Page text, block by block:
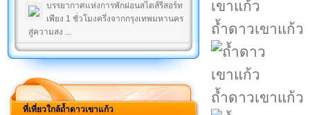
บรรยากาศแห่งการพักผ่อนสไตส์รีสอร์ท
เพียง 1 ชั่วโมงครึ่งจากกรุงเทพมหานคร
สู่ความสง ...
ที่เที่ยวใกล้ถ้ำดาวเขาแก้ว
ถ้ำดาวเขาแก้ว
ถ้ำดาวเขาแก้ว